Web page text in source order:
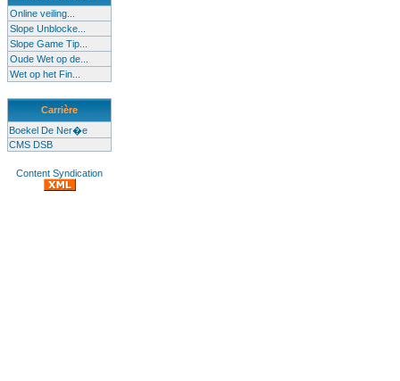
Online veiling...
Slope Unblocke...
Slope Game Tip...
Oude Wet op de...
Wet op het Fin...
Carrière
Boekel De Ner�e
CMS DSB
Content Syndication